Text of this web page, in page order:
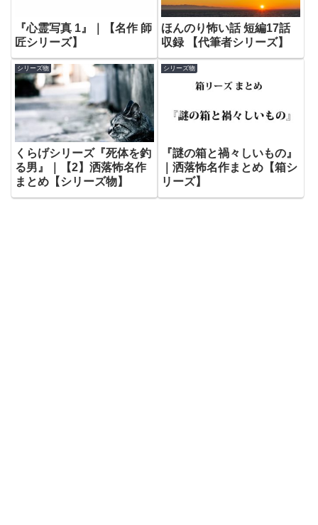
『心霊写真 1』｜【名作 師
匠シリーズ】
ほんのり怖い話 短編17話
収録 【代筆者シリーズ】
シリーズ物
くらげシリーズ『死体を釣
る男』｜【2】洒落怖名作
まとめ【シリーズ物】
シリーズ物
『謎の箱と禍々しいもの』
｜洒落怖名作まとめ【箱シ
リーズ】